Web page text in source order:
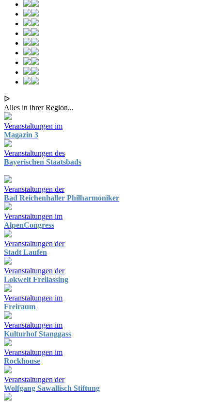
ᐅ
Alles in ihrer Region...
Veranstaltungen im
Magazin 3
Veranstaltungen des
Bayerischen Staatsbads
Veranstaltungen der
Bad Reichenhaller Philharmoniker
Veranstaltungen im
AlpenCongress
Veranstaltungen der
Stadt Laufen
Veranstaltungen der
Lokwelt Freilassing
Veranstaltungen im
Freiraum
Veranstaltungen im
Kulturhof Stanggass
Veranstaltungen im
Rockhouse
Veranstaltungen der
Wolfgang Sawallisch Stiftung